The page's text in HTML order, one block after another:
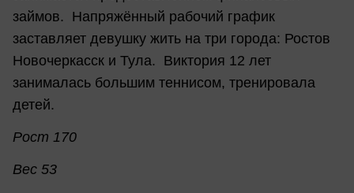
займов. Напряжённый рабочий график
заставляет девушку жить на три города: Ростов
Новочеркасск и Тула. Виктория 12 лет
занималась большим теннисом, тренировала
детей.
Рост 170
Вес 53